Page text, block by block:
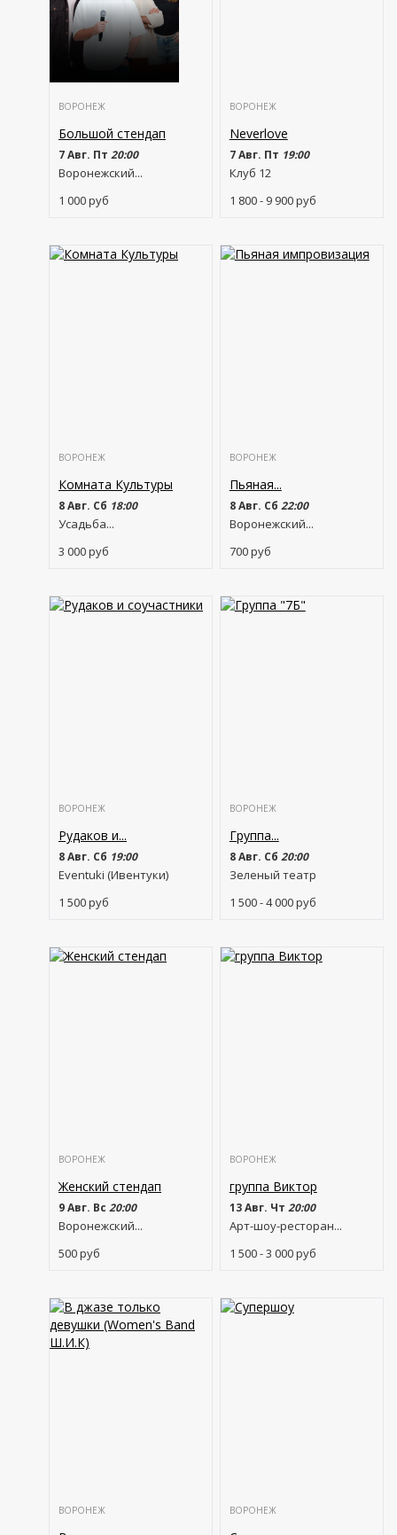
ВОРОНЕЖ
Большой стендап
7 Авг. Пт 20:00
Воронежский...
1 000руб
ВОРОНЕЖ
Neverlove
7 Авг. Пт 19:00
Клуб 12
1 800 - 9 900руб
ВОРОНЕЖ
Комната Культуры
8 Авг. Сб 18:00
Усадьба...
3 000руб
ВОРОНЕЖ
Пьяная...
8 Авг. Сб 22:00
Воронежский...
700руб
ВОРОНЕЖ
Рудаков и...
8 Авг. Сб 19:00
Eventuki (Ивентуки)
1 500руб
ВОРОНЕЖ
Группа...
8 Авг. Сб 20:00
Зеленый театр
1 500 - 4 000руб
ВОРОНЕЖ
Женский стендап
9 Авг. Вс 20:00
Воронежский...
500руб
ВОРОНЕЖ
группа Виктор
13 Авг. Чт 20:00
Арт-шоу-ресторан...
1 500 - 3 000руб
ВОРОНЕЖ ВОРОНЕЖ